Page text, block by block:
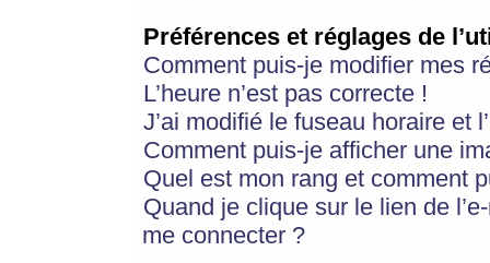
Préférences et réglages de
Comment puis-je modifier mes
L’heure n’est pas correcte !
J’ai modifié le fuseau horaire et
Comment puis-je afficher une
Quel est mon rang et comment
Quand je clique sur le lien de
me connecter ?